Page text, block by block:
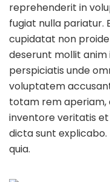
reprehenderit in
fugiat nulla pariatur.
cupidatat non
deserunt mollit anim
perspiciatis unde
voluptatem
totam rem aperiam,
inventore veritatis
dicta sunt
quia.